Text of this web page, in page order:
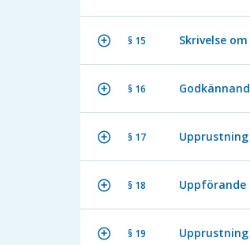
§ 15 Skrivelse
§ 16
§ 17
§ 18 Uppförande
§ 19